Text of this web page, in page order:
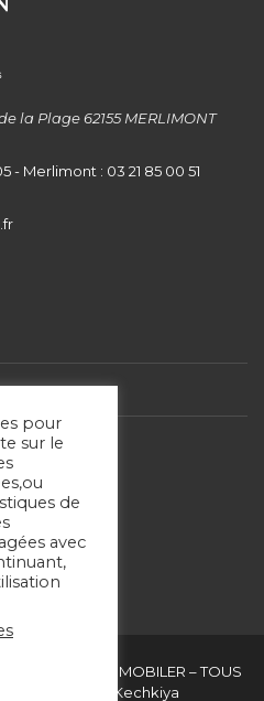
la Plage 62155 MERLIMONT
- Merlimont : 03 21 85 00 51
LECHEVIN IMMOBILER – TOUS
- Site réalisé par Kechkiya
pour
sur le
de
avec